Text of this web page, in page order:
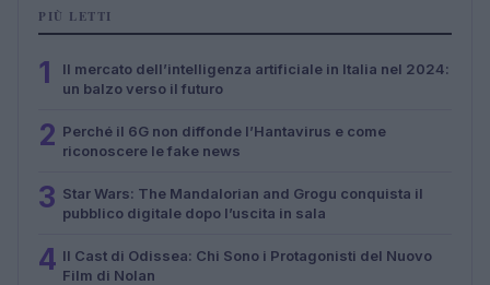
PIÙ LETTI
1
Il mercato dell’intelligenza artificiale in Italia nel 2024:
un balzo verso il futuro
2 Perché il 6G non diffonde l’Hantavirus e come
riconoscere le fake news
3 Star Wars: The Mandalorian and Grogu conquista il
pubblico digitale dopo l’uscita in sala
4 Il Cast di Odissea: Chi Sono i Protagonisti del Nuovo
Film di Nolan